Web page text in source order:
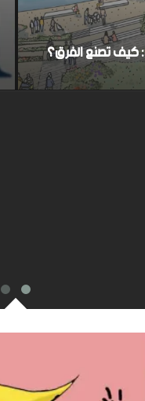
كيف تصنع الفرق؟